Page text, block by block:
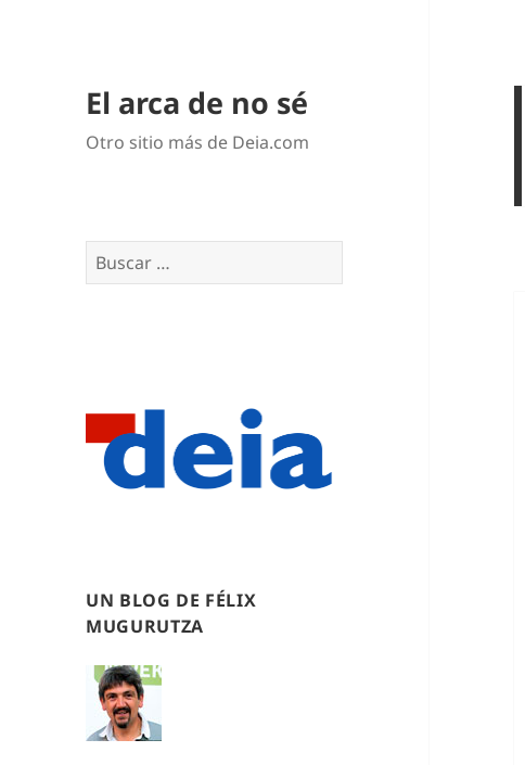
El arca de no sé
Otro sitio más de Deia.com
Buscar:
UN BLOG DE FÉLIX
MUGURUTZA